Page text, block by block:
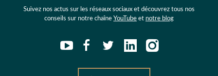
Suivez nos actus sur les réseaux sociaux et découvrez tous nos
conseils sur notre chaîne YouTube et notre blog